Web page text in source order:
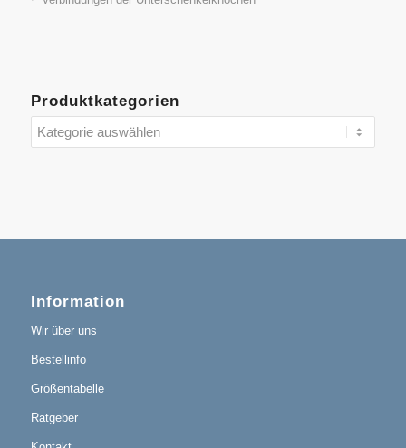
Produktkategorien
Information
Wir über uns
Bestellinfo
Größentabelle
Ratgeber